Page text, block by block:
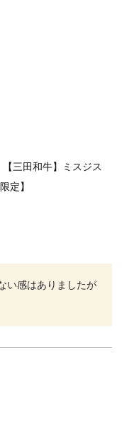
三田和牛】ミスジス
定】
い感はありましたが